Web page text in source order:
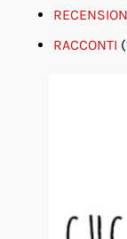
RACCONTI